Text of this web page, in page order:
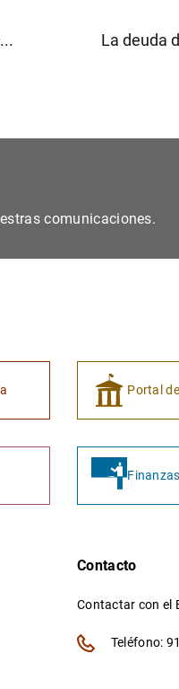
La deuda
comunicaciones.
Portal
Contacto
Contactar con el
Teléfono: